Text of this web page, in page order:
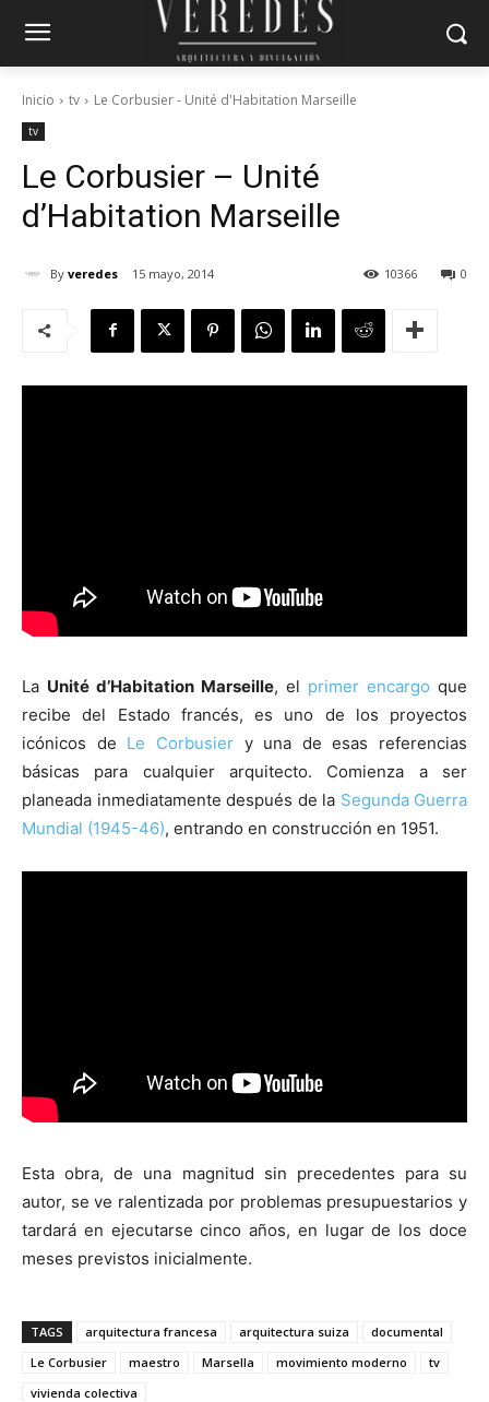
Inicio tv Le Corbusier - Unité d'Habitation Marseille
tv
Le Corbusier – Unité
d’Habitation Marseille
By veredes 15 mayo, 2014 0
10366
La Unité d’Habitation Marseille, el primer encargo que
recibe del Estado francés, es uno de los proyectos
icónicos de Le Corbusiery una de esas referencias
básicas para cualquier arquitecto. Comienza a ser
planeada inmediatamente después de la Segunda Guerra
Mundial (1945-46), entrando en construcción en 1951.
Esta obra, de una magnitud sin precedentes para su
autor, se ve ralentizada por problemas presupuestarios y
tardará en ejecutarse cinco años, en lugar de los doce
meses previstos inicialmente.
TAGS arquitectura francesa arquitectura suiza
documental
Le Corbusier
maestro Marsella movimiento moderno
tv
vivienda colectiva